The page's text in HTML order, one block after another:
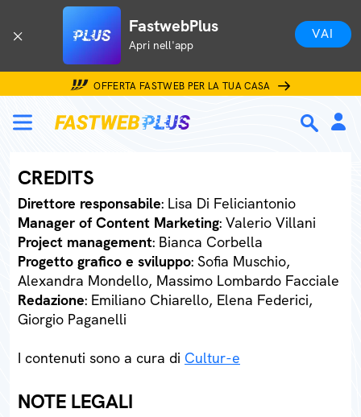
FastwebPlus
Apri nell'app
VAI
OFFERTA FASTWEB PER LA TUA CASA
CREDITS
Direttore responsabile: Lisa Di Feliciantonio
Manager of Content Marketing: Valerio Villani
Project management: Bianca Corbella
Progetto grafico e sviluppo: Sofia Muschio,
Alexandra Mondello, Massimo Lombardo Facciale
Redazione: Emiliano Chiarello, Elena Federici,
Giorgio Paganelli
I contenuti sono a cura di Cultur-e
NOTE LEGALI